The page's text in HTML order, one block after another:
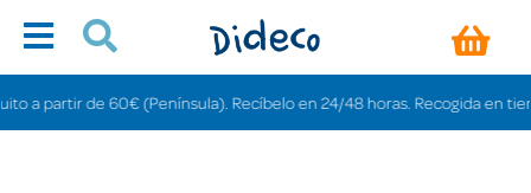
partir de 60€ (Península). Recíbelo en 24/48 horas. Recogida en tiendas